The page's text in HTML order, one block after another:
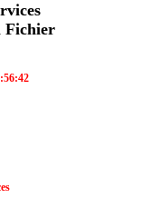
Fichier